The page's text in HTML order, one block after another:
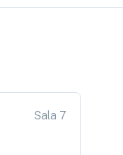
Sala 7